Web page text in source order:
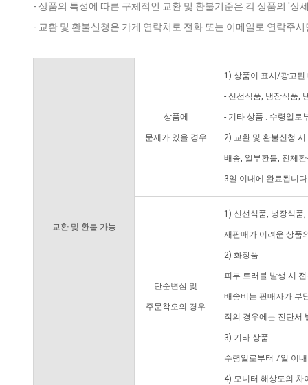
- 상품의 특성에 따른 구체적인 교환 및 환불기준은 각 상품의 '상
- 교환 및 환불신청은 가게 연락처로 전화 또는 이메일로 연락주
교환 및 환불 가능
상품에
문제가 있을 경우
1) 상품이 표시/광고된
- 신선식품, 냉장식품,
- 기타 상품 : 수령일로
2) 교환 및 환불신청
배송, 일부환불, 전체
3일 이내에 완료됩니
단순변심 및
주문착오의 경우
1) 신선식품, 냉장식품
재판매가 어려운 상품
2) 화장품
피부 트러블 발생 시
배송비는 판매자가 부
적의 경우에는 진단서
3) 기타 상품
수령일로부터 7일 이
4) 모니터 해상도의 차